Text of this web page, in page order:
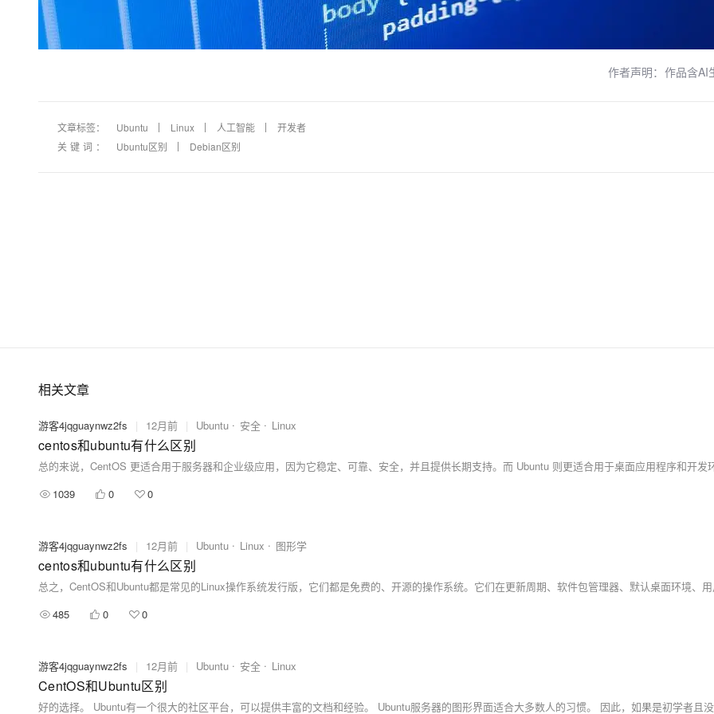
作者声明：作品含AI
文章标签： Ubuntu Linux 人工智能
开发者
关键词：
Ubuntu区别 Debian区别
相关文章
游客4jqguaynwz2fs | 12月前 | Ubuntu 安全 Linux
centos和ubuntu有什么区别
1039 0 0
游客4jqguaynwz2fs | 12月前 | Ubuntu Linux 图形学
centos和ubuntu有什么区别
485 0 0
游客4jqguaynwz2fs | 12月前 | Ubuntu 安全 Linux
CentOS和Ubuntu区别